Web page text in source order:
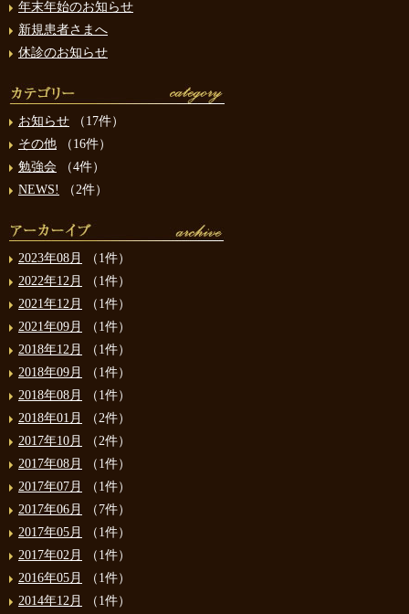
年末年始のお知らせ
新規患者さまへ
休診のお知らせ
お知らせ （17件）
その他 （16件）
勉強会 （4件）
NEWS!
（2件）
2023年08月
（1件）
2022年12月
（1件）
2021年12月
（1件）
2021年09月
（1件）
2018年12月
（1件）
2018年09月
（1件）
2018年08月
（1件）
2018年01月
（2件）
2017年10月
（2件）
2017年08月
（1件）
2017年07月
（1件）
2017年06月
（7件）
2017年05月
（1件）
2017年02月
（1件）
2016年05月
（1件）
2014年12月
（1件）